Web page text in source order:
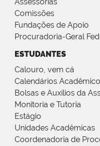
Assessorias
Comissões
Fundações de Apoio
Procuradoria-Geral
ESTUDANTES
Calouro, vem cá
Calendários
Bolsas e Auxílios da
Monitoria e Tutoria
Estágio
Unidades Acadêmicas
Coordenadoria de